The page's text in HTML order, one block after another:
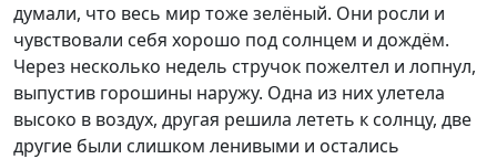
думали, что весь мир тоже зелёный. Они росли и
чувствовали себя хорошо под солнцем и дождём.
Через несколько недель стручок пожелтел и лопнул,
выпустив горошины наружу. Одна из них улетела
высоко в воздух, другая решила лететь к солнцу, две
другие были слишком ленивыми и остались